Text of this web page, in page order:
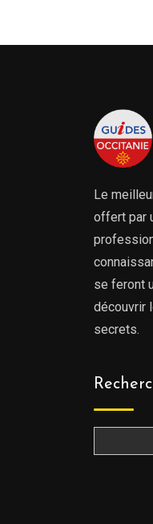
Le
offert par
se feront
découvrir
secrets.